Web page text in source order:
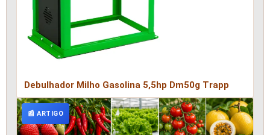
Debulhador Milho Gasolina 5,5hp Dm50g Trapp
📰 ARTIGO